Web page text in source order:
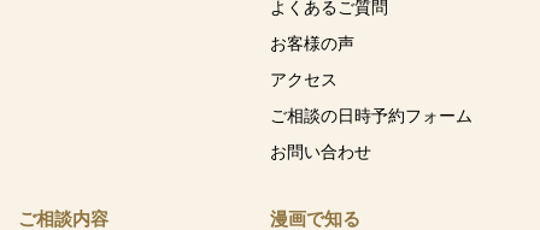
よくあるご質問
お客様の声
アクセス
ご相談の日時予約フォーム
お問い合わせ
ご相談内容 漫画で知る